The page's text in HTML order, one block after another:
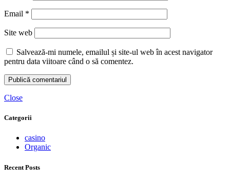
Email *
Site web
Salvează-mi numele, emailul și site-ul web în acest navigator
pentru data viitoare când o să comentez.
Close
Categorii
casino
Organic
Recent Posts